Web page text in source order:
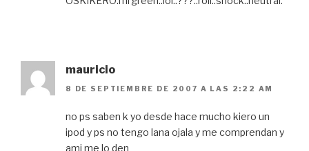
mauricio
8 DE SEPTIEMBRE DE 2007 A LAS 2:22 AM
no ps saben k yo desde hace mucho kiero un
ipod y ps no tengo lana ojala y me comprendan y
ami me lo den